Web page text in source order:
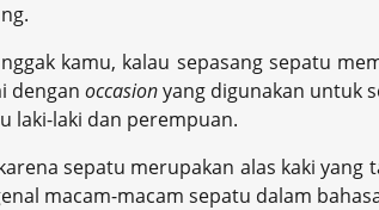
kamu, kalau sepasang sepatu
dengan occasionyang digunakan untuk
laki-laki dan perempuan.
sepatu merupakan alas kaki
macam-macam sepatu dalam